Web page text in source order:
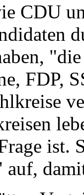
CDU
FDP,
ist.